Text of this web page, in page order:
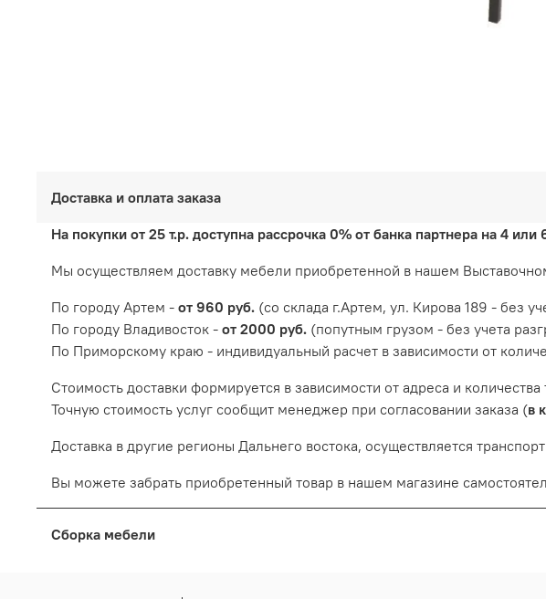
Доставка и оплата заказа
На покупки от 25 т.р. доступна рассрочка 0% от банка партнера на 4
Мы осуществляем доставку мебели приобретенной в нашем
По городу Артем - от 960 руб. (со склада г.Артем, ул. Кирова 189 - без
По городу Владивосток - от 2000 руб. (попутным грузом - без учета
По Приморскому краю - индивидуальный расчет в зависимости от
Cтоимость доставки формируется в зависимости от адреса и количества
Точную стоимость услуг сообщит менеджер при согласовании заказа (в
Доставка в другие регионы Дальнего востока, осуществляется
Вы можете забрать приобретенный товар в нашем магазине
Сборка мебели